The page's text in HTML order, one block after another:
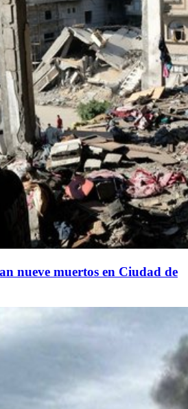
nueve muertos en Ciudad de